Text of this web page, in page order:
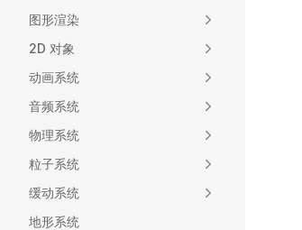
图形渲染
2D 对象
动画系统
音频系统
物理系统
粒子系统
缓动系统
地形系统